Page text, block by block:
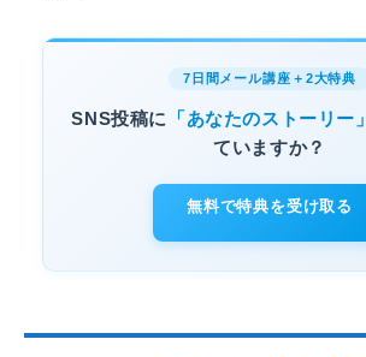
7日間メール講座＋2大特典
SNS投稿に 「あなたのストーリー」
ていますか？
無料で特典を受け取る